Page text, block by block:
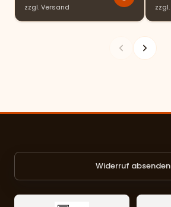
zzgl.Versand
zzgl.
Widerruf absenden